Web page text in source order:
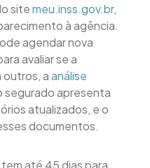
sitemeu.inss.gov.br,
à agência.
agendar nova
avaliar se a
outros, aanálise
segurado apresenta
atualizados, e o
documentos.
até 45 dias para